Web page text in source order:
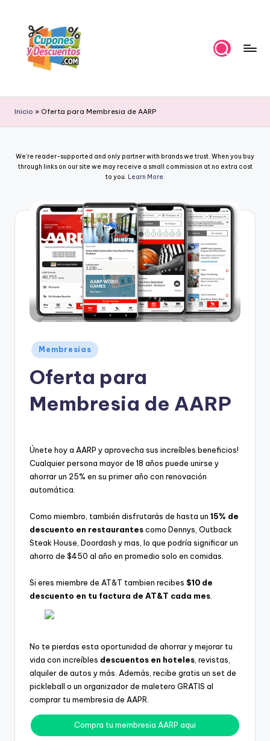
content
u
p
o
n
s
estas
y
descuentos
Inicio » Oferta para Membresia de AARP
We're reader-supported and only partner with brands we trust. When you buy
through links on our site we may receive a small commission at no extra cost
to you. Learn More.
Posted
in
Membresias
Oferta para
Membresia de AARP
Únete hoy a AARP y aprovecha sus increíbles beneficios!
Cualquier persona mayor de 18 años puede unirse y
ahorrar un 25% en su primer año con renovación
automática.
Como miembro, también disfrutarás de hasta un 15% de
descuento en restaurantescomo Dennys, Outback
Steak House, Doordash y mas, lo que podría significar un
ahorro de $450 al año en promedio solo en comidas.
Si eres miembre de AT&T tambien recibes $10 de
descuento en tu factura de AT&T cada mes
No te pierdas esta oportunidad de ahorrar y mejorar tu
vida con increíbles descuentos en hoteles , revistas,
alquiler de autos y más. Además, recibe gratis un set de
pickleball o un organizador de maletero GRATIS al
comprar tu membresia de AAPR.
Compra tu membresia AARP aqui